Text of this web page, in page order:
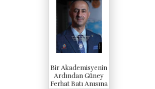
Bir Akademisyenin
Ardından Güney
Ferhat Batı Anısına